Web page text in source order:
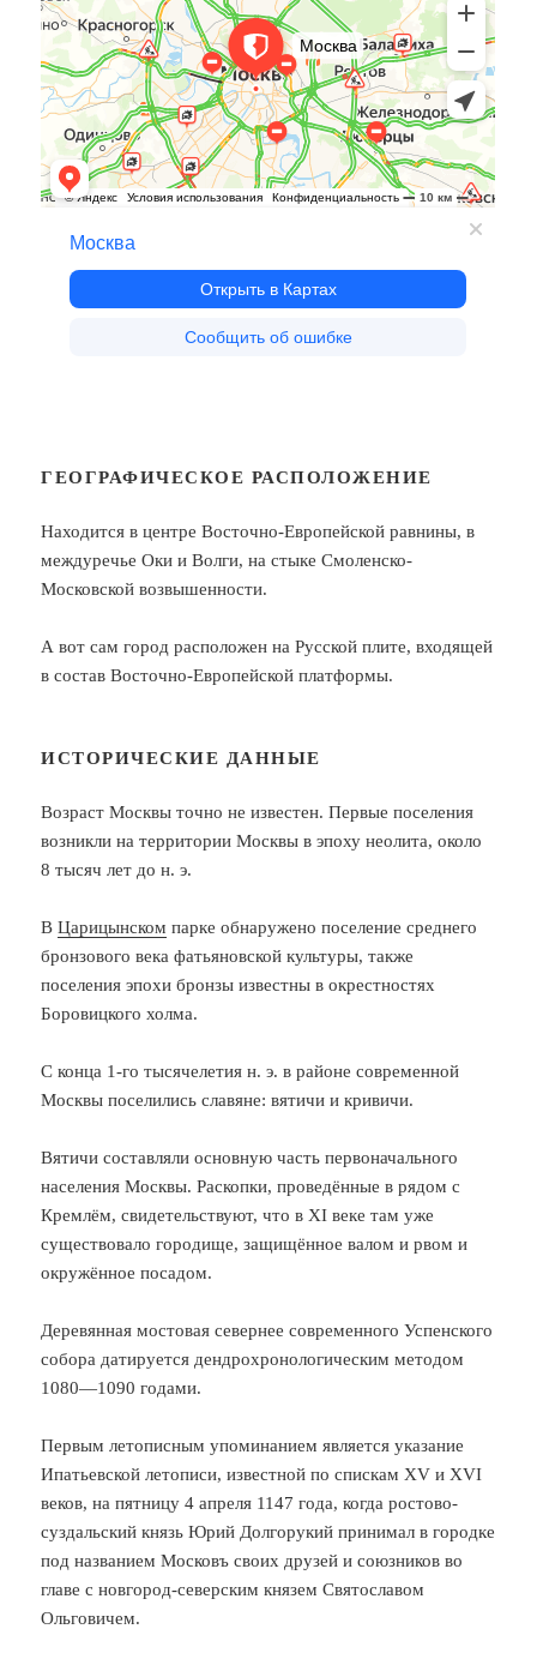
ГЕОГРАФИЧЕСКОЕ РАСПОЛОЖЕНИЕ
Находится в центре Восточно-Европейской равнины, в
междуречье Оки и Волги, на стыке Смоленско-
Московской возвышенности.
А вот сам город расположен на Русской плите, входящей
в состав Восточно-Европейской платформы.
ИСТОРИЧЕСКИЕ ДАННЫЕ
Возраст Москвы точно не известен. Первые поселения
возникли на территории Москвы в эпоху неолита, около
8 тысяч лет до н. э.
ВЦарицынском парке обнаружено поселение среднего
бронзового века фатьяновской культуры, также
поселения эпохи бронзы известны в окрестностях
Боровицкого холма.
С конца 1-го тысячелетия н. э. в районе современной
Москвы поселились славяне: вятичи и кривичи.
Вятичи составляли основную часть первоначального
населения Москвы. Раскопки, проведённые в рядом с
Кремлём, свидетельствуют, что в XI веке там уже
существовало городище, защищённое валом и рвом и
окружённое посадом.
Деревянная мостовая севернее современного Успенского
собора датируется дендрохронологическим методом
1080—1090 годами.
Первым летописным упоминанием является указание
Ипатьевской летописи, известной по спискам XV и XVI
веков, на пятницу 4 апреля 1147 года, когда ростово-
суздальский князь Юрий Долгорукий принимал в городке
под названием Московъ своих друзей и союзников во
главе с новгород-северским князем Святославом
Ольговичем.